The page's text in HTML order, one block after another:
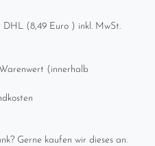
(8,49 Euro ) inkl. MwSt.
(innerhalb
Gerne kaufen wir dieses an.